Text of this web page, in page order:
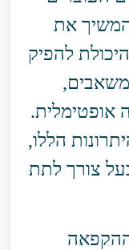
את
להפיק
אופטימלית.
הללו,
צורך לתת